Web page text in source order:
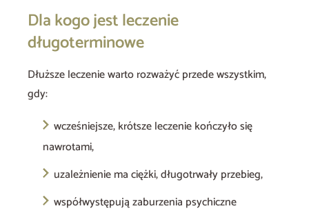
Dla kogo jest leczenie
długoterminowe
Dłuższe leczenie warto rozważyć przede wszystkim,
gdy:
wcześniejsze, krótsze leczenie kończyło się
nawrotami,
uzależnienie ma ciężki, długotrwały przebieg,
współwystępują zaburzenia psychiczne